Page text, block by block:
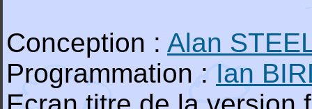
Conception : Alan
Programmation : Ian